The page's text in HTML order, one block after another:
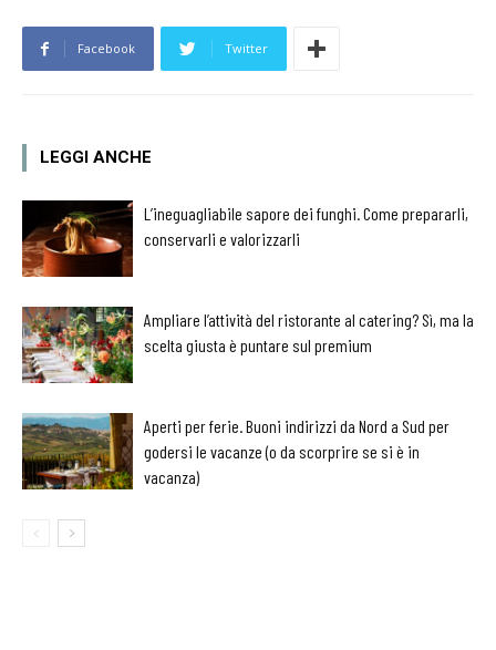
Facebook Twitter
LEGGI ANCHE
L’ineguagliabile sapore dei funghi. Come prepararli,
conservarli e valorizzarli
Ampliare l’attività del ristorante al catering? Sì, ma la
scelta giusta è puntare sul premium
Aperti per ferie. Buoni indirizzi da Nord a Sud per
godersi le vacanze (o da scorprire se si è in
vacanza)